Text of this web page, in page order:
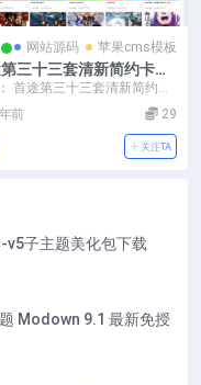
网站源码 苹果cms模板
三十三套清新简约卡片
紫渐变色短视频模板 |
主题
首途第三十三套清新简约卡
蓝紫渐变色短视频模板 | 苹
前 29
关注TA
子主题美化包下载
Modown 9.1 最新免授